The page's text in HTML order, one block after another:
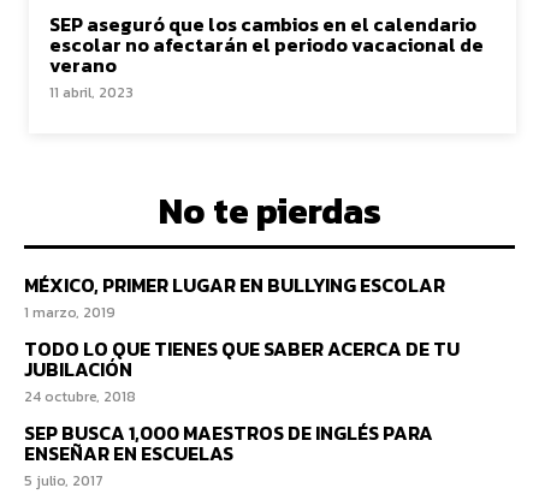
SEP aseguró que los cambios en el calendario
escolar no afectarán el periodo vacacional de
verano
11 abril, 2023
No te pierdas
MÉXICO, PRIMER LUGAR EN BULLYING ESCOLAR
1 marzo, 2019
TODO LO QUE TIENES QUE SABER ACERCA DE TU
JUBILACIÓN
24 octubre, 2018
SEP BUSCA 1,000 MAESTROS DE INGLÉS PARA
ENSEÑAR EN ESCUELAS
5 julio, 2017